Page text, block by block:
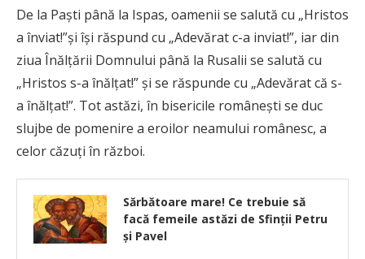
De la Paști până la Ispas, oamenii se salută cu „Hristos
a înviat!”și își răspund cu „Adevărat c-a inviat!”, iar din
ziua Înălțării Domnului până la Rusalii se salută cu
„Hristos s-a înălțat!” și se răspunde cu „Adevărat că s-
a înălțat!”. Tot astăzi, în bisericile românești se duc
slujbe de pomenire a eroilor neamului românesc, a
celor căzuți în război.
Sărbătoare mare! Ce trebuie să
facă femeile astăzi de Sfinții Petru
și Pavel